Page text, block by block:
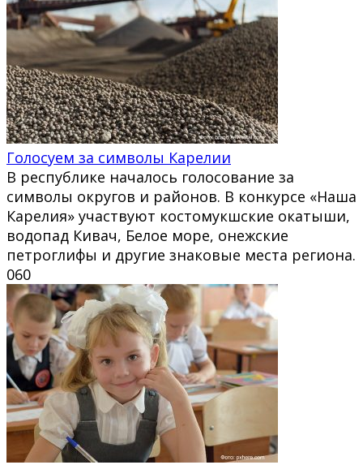
Голосуем за символы Карелии
В республике началось голосование за
символы округов и районов. В конкурсе «Наша
Карелия» участвуют костомукшские окатыши,
водопад Кивач, Белое море, онежские
петроглифы и другие знаковые места региона.
060